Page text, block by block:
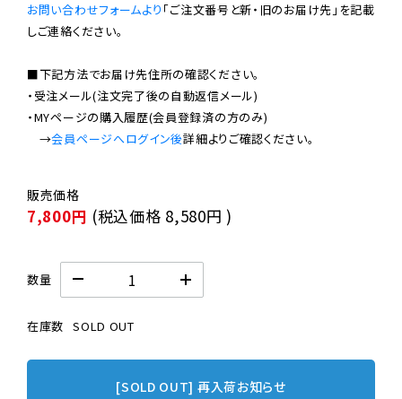
お問い合わせフォームより 「ご注文番号と新・旧のお届け先」を記載
しご連絡ください。
■下記方法でお届け先住所の確認ください。
・受注メール(注文完了後の自動返信メール)
・MYページの購入履歴(会員登録済の方のみ)
→会員ページへログイン後
7,800円 (税込価格 8,580円 )
数量
在庫数 SOLD OUT
[SOLD OUT] 再入荷お知らせ